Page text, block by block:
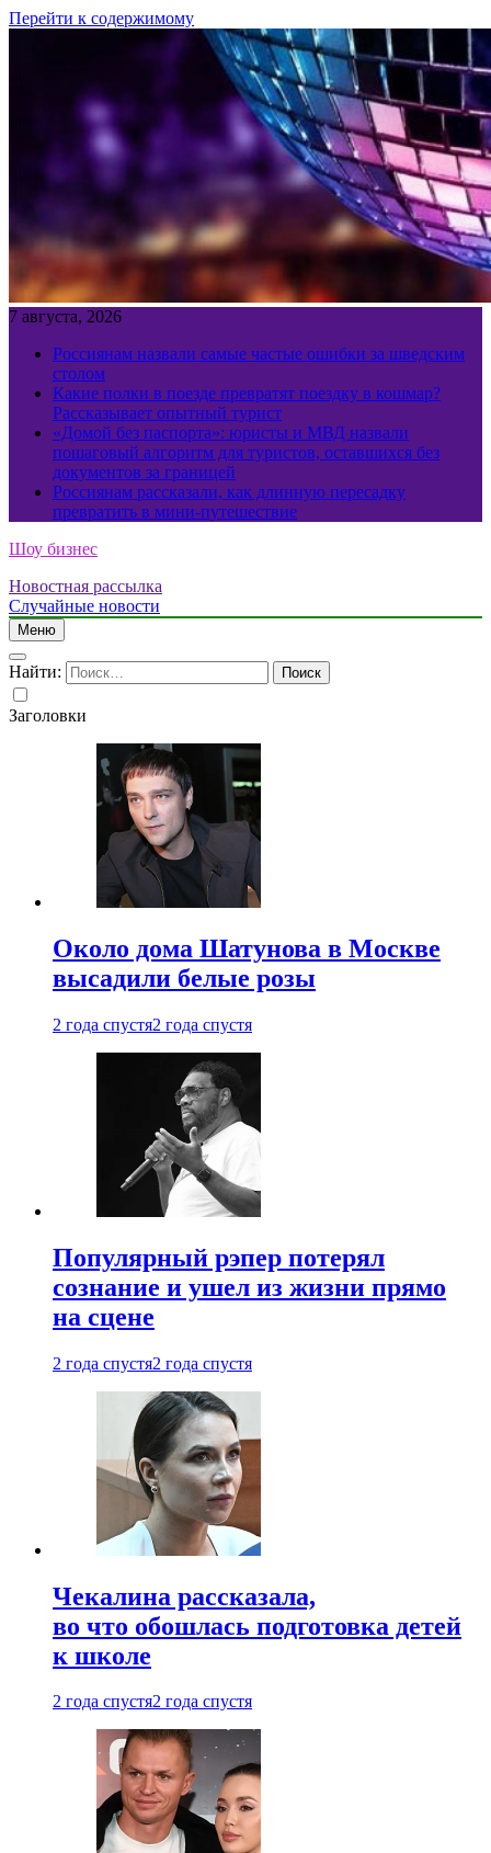
Перейти к содержимому
7 августа, 2026
Россиянам назвали самые частые ошибки за шведским
столом
Какие полки в поезде превратят поездку в кошмар?
Рассказывает опытный турист
«Домой без паспорта»: юристы и МВД назвали
пошаговый алгоритм для туристов, оставшихся без
документов за границей
Россиянам рассказали, как длинную пересадку
превратить в мини-путешествие
Шоу бизнес
Новостная рассылка
Случайные новости
Меню
Найти:
Заголовки
Около дома Шатунова в Москве
высадили белые розы
2 года спустя2 года спустя
Популярный рэпер потерял
сознание и ушел из жизни прямо
на сцене
2 года спустя2 года спустя
Чекалина рассказала,
во что обошлась подготовка детей
к школе
2 года спустя2 года спустя